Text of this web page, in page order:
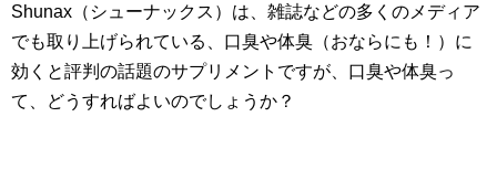
Shunax（シューナックス）は、雑誌などの多くのメディア
でも取り上げられている、口臭や体臭（おならにも！）に
効くと評判の話題のサプリメントですが、口臭や体臭っ
て、どうすればよいのでしょうか？